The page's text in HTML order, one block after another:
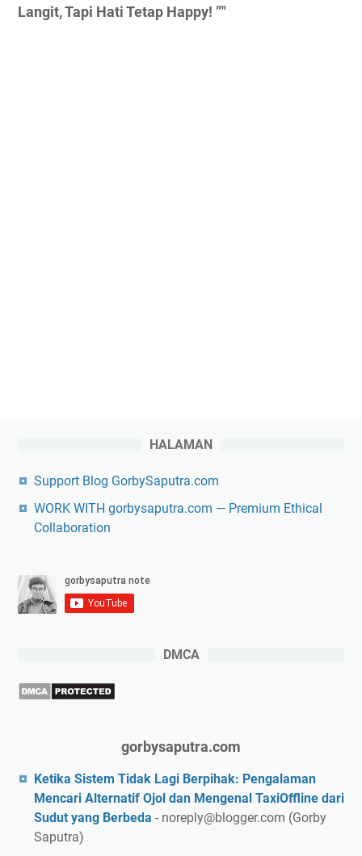
Langit, Tapi Hati Tetap Happy! ”"
HALAMAN
Support Blog GorbySaputra.com
WORK WITH gorbysaputra.com — Premium Ethical
Collaboration
DMCA
gorbysaputra.com
Ketika Sistem Tidak Lagi Berpihak: Pengalaman
Mencari Alternatif Ojol dan Mengenal TaxiOffline dari
Sudut yang Berbeda - noreply@blogger.com (Gorby
Saputra)